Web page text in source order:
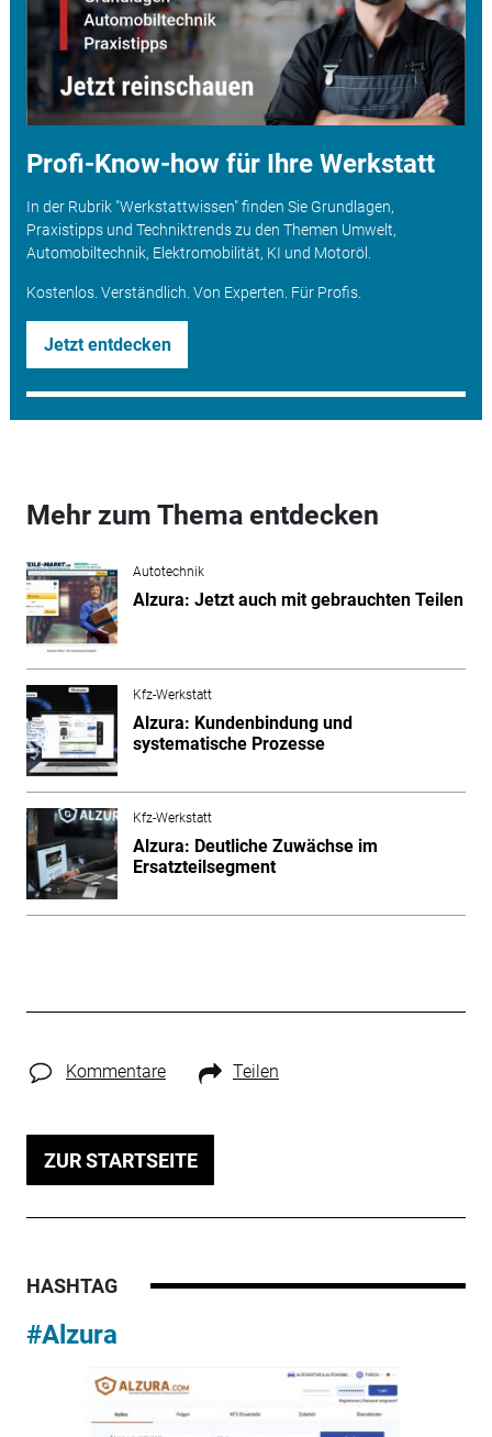
Profi-Know-how für Ihre Werkstatt
In der Rubrik "Werkstattwissen" finden Sie Grundlagen,
Praxistipps und Techniktrends zu den Themen Umwelt,
Automobiltechnik, Elektromobilität, KI und Motoröl.
Kostenlos. Verständlich. Von Experten. Für Profis.
Jetzt entdecken
Mehr zum Thema entdecken
Autotechnik
Alzura: Jetzt auch mit gebrauchten Teilen
Kfz-Werkstatt
Alzura: Kundenbindung und
systematische Prozesse
Kfz-Werkstatt
Alzura: Deutliche Zuwächse im
Ersatzteilsegment
Kommentare Teilen
ZUR STARTSEITE
HASHTAG
#Alzura